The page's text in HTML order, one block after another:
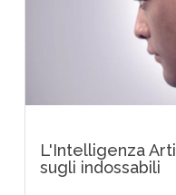
L'Intelligenza
sugli indossabili